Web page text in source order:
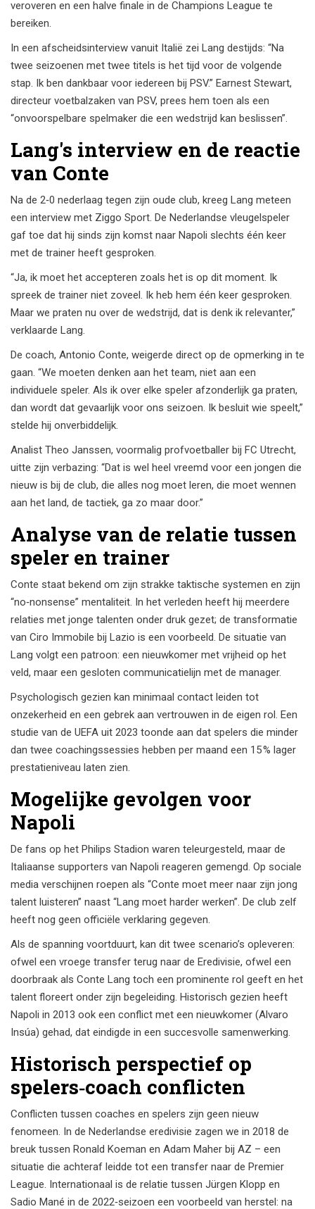
veroveren en een halve finale in de Champions League te
bereiken.
In een afscheidsinterview vanuit Italië zei Lang destijds: “Na
twee seizoenen met twee titels is het tijd voor de volgende
stap. Ik ben dankbaar voor iedereen bij PSV.” Earnest Stewart,
directeur voetbalzaken van PSV, prees hem toen als een
“onvoorspelbare spelmaker die een wedstrijd kan beslissen”.
Lang's interview en de reactie
van Conte
Na de 2‑0 nederlaag tegen zijn oude club, kreeg Lang meteen
een interview met Ziggo Sport. De Nederlandse vleugelspeler
gaf toe dat hij sinds zijn komst naar Napoli slechts één keer
met de trainer heeft gesproken.
“Ja, ik moet het accepteren zoals het is op dit moment. Ik
spreek de trainer niet zoveel. Ik heb hem één keer gesproken.
Maar we praten nu over de wedstrijd, dat is denk ik relevanter,”
verklaarde Lang.
De coach, Antonio Conte, weigerde direct op de opmerking in te
gaan. “We moeten denken aan het team, niet aan een
individuele speler. Als ik over elke speler afzonderlijk ga praten,
dan wordt dat gevaarlijk voor ons seizoen. Ik besluit wie speelt,”
stelde hij onverbiddelijk.
Analist Theo Janssen, voormalig profvoetballer bij FC Utrecht,
uitte zijn verbazing: “Dat is wel heel vreemd voor een jongen die
nieuw is bij de club, die alles nog moet leren, die moet wennen
aan het land, de tactiek, ga zo maar door.”
Analyse van de relatie tussen
speler en trainer
Conte staat bekend om zijn strakke taktische systemen en zijn
“no‑nonsense” mentaliteit. In het verleden heeft hij meerdere
relaties met jonge talenten onder druk gezet; de transformatie
van Ciro Immobile bij Lazio is een voorbeeld. De situatie van
Lang volgt een patroon: een nieuwkomer met vrijheid op het
veld, maar een gesloten communicatielijn met de manager.
Psychologisch gezien kan minimaal contact leiden tot
onzekerheid en een gebrek aan vertrouwen in de eigen rol. Een
studie van de UEFA uit 2023 toonde aan dat spelers die minder
dan twee coachingssessies hebben per maand een 15 % lager
prestatieniveau laten zien.
Mogelijke gevolgen voor
Napoli
De fans op het Philips Stadion waren teleurgesteld, maar de
Italiaanse supporters van Napoli reageren gemengd. Op sociale
media verschijnen roepen als “Conte moet meer naar zijn jong
talent luisteren” naast “Lang moet harder werken”. De club zelf
heeft nog geen officiële verklaring gegeven.
Als de spanning voortduurt, kan dit twee scenario’s opleveren:
ofwel een vroege transfer terug naar de Eredivisie, ofwel een
doorbraak als Conte Lang toch een prominente rol geeft en het
talent floreert onder zijn begeleiding. Historisch gezien heeft
Napoli in 2013 ook een conflict met een nieuwkomer (Alvaro
Insúa) gehad, dat eindigde in een succesvolle samenwerking.
Historisch perspectief op
spelers‑coach conflicten
Conflicten tussen coaches en spelers zijn geen nieuw
fenomeen. In de Nederlandse eredivisie zagen we in 2018 de
breuk tussen Ronald Koeman en Adam Maher bij AZ – een
situatie die achteraf leidde tot een transfer naar de Premier
League. Internationaal is de relatie tussen Jürgen Klopp en
Sadio Mané in de 2022‑seizoen een voorbeeld van herstel: na